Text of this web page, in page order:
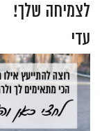
לצמיחה שלך!
עדי